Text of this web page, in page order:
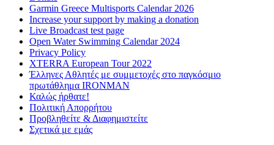
Garmin Greece Multisports Calendar 2026
Increase your support by making a donation
Live Broadcast test page
Open Water Swimming Calendar 2024
Privacy Policy
XTERRA European Tour 2022
Έλληνες Αθλητές με συμμετοχές στο παγκόσμιο
πρωτάθλημα IRONMAN
Καλώς ήρθατε!
Πολιτική Απορρήτου
Προβληθείτε & Διαφημιστείτε
Σχετικά με εμάς